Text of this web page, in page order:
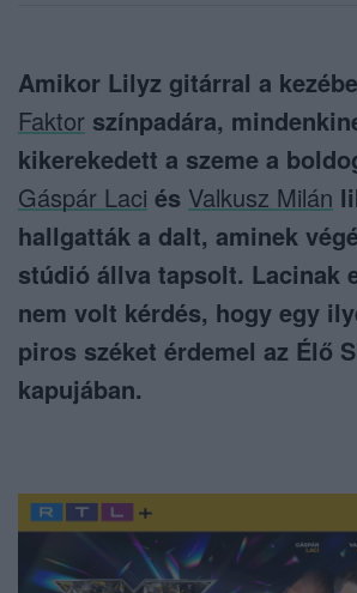
Amikor Lilyz gitárral a
Faktor színpadára,
kikerekedett a szeme a
Gáspár Laci és Valkusz Milán
hallgatták a dalt, aminek
stúdió állva tapsolt. Lacinak
nem volt kérdés, hogy egy
piros széket érdemel az Élő
kapujában.